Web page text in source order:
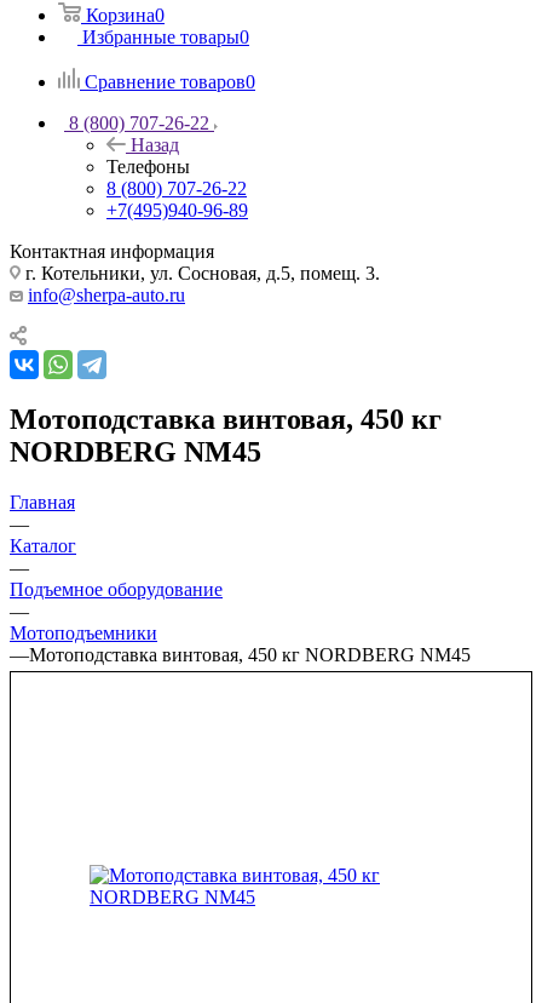
Корзина0
Избранные товары0
Сравнение товаров0
8 (800) 707-26-22
Назад
Телефоны
8 (800) 707-26-22
+7(495)940-96-89
Контактная информация
г. Котельники, ул. Сосновая, д.5, помещ. 3.
info@sherpa-auto.ru
Мотоподставка винтовая, 450 кг
NORDBERG NM45
Главная
—
Каталог
—
Подъемное оборудование
—
Мотоподъемники
—Мотоподставка винтовая, 450 кг NORDBERG NM45